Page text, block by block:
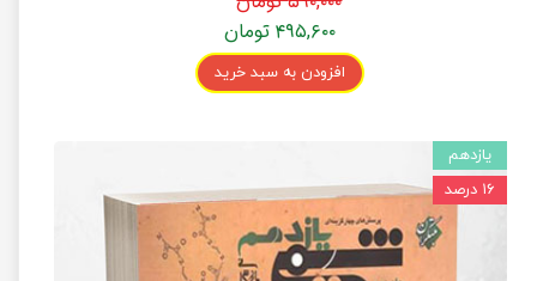
۴۹۵,۶۰۰ تومان
افزودن به سبد خرید
یازدهم
۱۶ درصد